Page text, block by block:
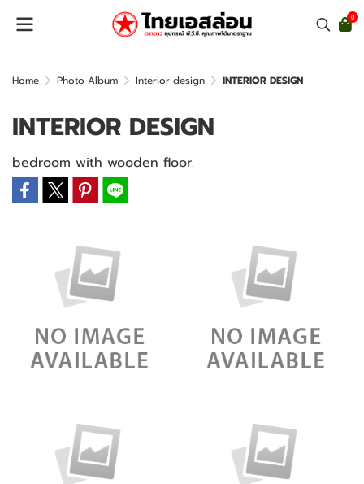
0
Home Photo Album Interior design INTERIOR DESIGN
INTERIOR DESIGN
bedroom with wooden floor.